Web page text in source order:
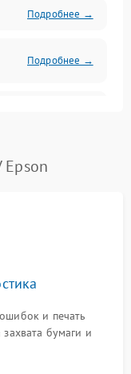
Подробнее →
Подробнее →
и печать
бумаги и
о замятиях,
шумах при работе.